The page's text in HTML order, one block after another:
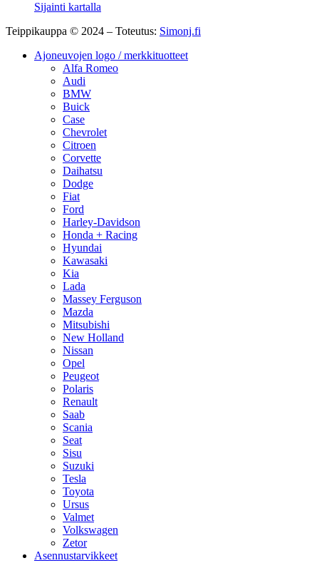
Sijainti kartalla
Teippikauppa © 2024 – Toteutus: Simonj.fi
Ajoneuvojen logo / merkkituotteet
Alfa Romeo
Audi
BMW
Buick
Case
Chevrolet
Citroen
Corvette
Daihatsu
Dodge
Fiat
Ford
Harley-Davidson
Honda + Racing
Hyundai
Kawasaki
Kia
Lada
Massey Ferguson
Mazda
Mitsubishi
New Holland
Nissan
Opel
Peugeot
Polaris
Renault
Saab
Scania
Seat
Sisu
Suzuki
Tesla
Toyota
Ursus
Valmet
Volkswagen
Zetor
Asennustarvikkeet